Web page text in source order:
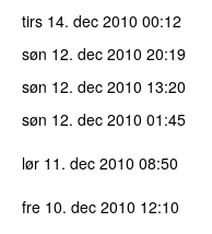
tirs 14. dec 2010 00:12
søn 12. dec 2010 20:19
søn 12. dec 2010 13:20
søn 12. dec 2010 01:45
lør 11. dec 2010 08:50
fre 10. dec 2010 12:10